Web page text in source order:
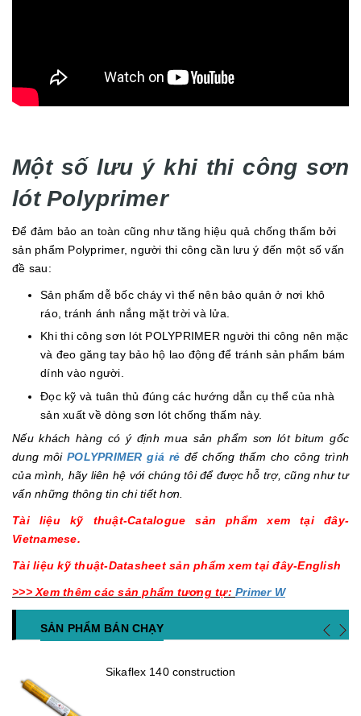
Một số lưu ý khi thi công sơn
lót Polyprimer
Để đảm bảo an toàn cũng như tăng hiệu quả chống thấm bởi
sản phẩm Polyprimer, người thi công cần lưu ý đến một số vấn
đề sau:
Sản phẩm dễ bốc cháy vì thế nên bảo quản ở nơi khô
ráo, tránh ánh nắng mặt trời và lửa.
Khi thi công sơn lót POLYPRIMER người thi công nên mặc
và đeo găng tay bảo hộ lao động để tránh sản phẩm bám
dính vào người.
Đọc kỹ và tuân thủ đúng các hướng dẫn cụ thể của nhà
sản xuất về dòng sơn lót chống thấm này.
Nếu khách hàng có ý định mua sản phẩm sơn lót bitum gốc
dung môiPOLYPRIMER giá rẻ để chống thấm cho công trình
của mình, hãy liên hệ với chúng tôi để được hỗ trợ, cũng như tư
vấn những thông tin chi tiết hơn.
Tài liệu kỹ thuật-Catalogue sản phẩm xem tại đây-
Vietnamese.
Tài liệu kỹ thuật-Datasheet sản phẩm xem tại đây-English
>>> Xem thêm các sản phẩm tương tự: Primer W
SẢN PHẨM BÁN CHẠY
Sikaflex 140 construction